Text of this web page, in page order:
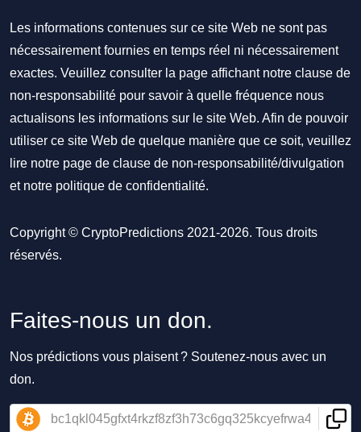
Les informations contenues sur ce site Web ne sont pas
nécessairement fournies en temps réel ni nécessairement
exactes. Veuillez consulter la page affichant notre clause de
non-responsabilité pour savoir à quelle fréquence nous
actualisons les informations sur le site Web. Afin de pouvoir
utiliser ce site Web de quelque manière que ce soit, veuillez
lire notre page de clause de non-responsabilité/divulgation
et notre politique de confidentialité.
Copyright © CryptoPredictions 2021-2026. Tous droits
réservés.
Faites-nous un don.
Nos prédictions vous plaisent ? Soutenez-nous avec un
don.